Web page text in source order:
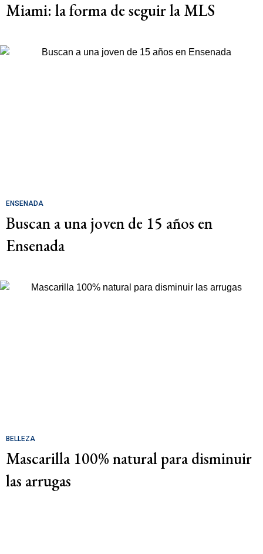
Miami: la forma de seguir la MLS
ENSENADA
Buscan a una joven de 15 años en
Ensenada
BELLEZA
Mascarilla 100% natural para disminuir
las arrugas